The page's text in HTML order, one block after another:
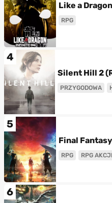
Like a
RPG
4
Silent Hill 2
PRZYGODOWA
5
Final
RPG RPG AKCJI
6